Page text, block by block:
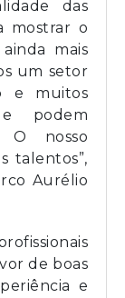
das
mostrar o
mais
um setor
e muitos
podem
O nosso
talentos”,
Aurélio
de boas
e